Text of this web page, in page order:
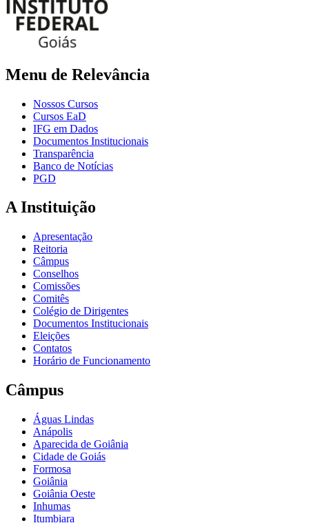
Menu de Relevância
Nossos Cursos
Cursos EaD
IFG em Dados
Documentos Institucionais
Transparência
Banco de Notícias
PGD
A Instituição
Apresentação
Reitoria
Câmpus
Conselhos
Comissões
Comitês
Colégio de Dirigentes
Documentos Institucionais
Eleições
Contatos
Horário de Funcionamento
Câmpus
Águas Lindas
Anápolis
Aparecida de Goiânia
Cidade de Goiás
Formosa
Goiânia
Goiânia Oeste
Inhumas
Itumbiara